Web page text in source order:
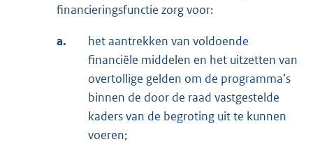
financieringsfunctie zorg voor:
a.
het aantrekken van voldoende
financiële middelen en het uitzetten van
overtollige gelden om de programma’s
binnen de door de raad vastgestelde
kaders van de begroting uit te kunnen
voeren;